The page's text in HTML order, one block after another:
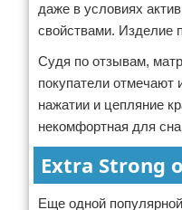
даже в условиях
свойствами. Изделие
Судя по отзывам,
покупатели
нажатии и цепляние
некомфортная для
Extra Strong
Еще одной